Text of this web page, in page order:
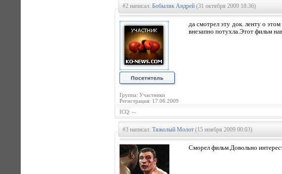
#2 написал: Бобыляк Андрей (31 октября 2009 18:36)
Группа: Участники
Регистрация: 17.06.2009
да смотрел эту док. ленту о этом
внезапно потухла.Этот фильм
ICQ: --
#3 написал: Тяжолый Молот (15 ноября 2009 00:03)
Сморел фильм.Довольно